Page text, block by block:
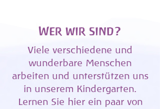
Wer wir sind?
Viele verschiedene und
wunderbare Menschen
arbeiten und unterstützen uns
in unserem Kindergarten.
Lernen Sie hier ein paar von